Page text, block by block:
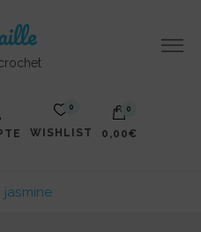
0
WISHLIST
0
0,00€
est vide.
jasmine